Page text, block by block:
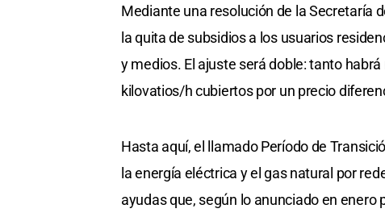
Mediante una resolución de la Secretaría
la quita de subsidios a los usuarios
y medios. El ajuste será doble: tanto
kilovatios/h cubiertos por un precio
Hasta aquí, el llamado Período de
la energía eléctrica y el gas natural por
ayudas que, según lo anunciado en